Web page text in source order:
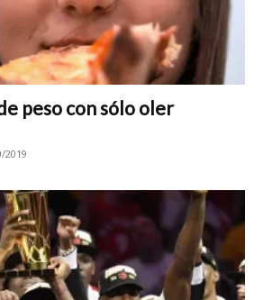
peso con sólo oler
2019